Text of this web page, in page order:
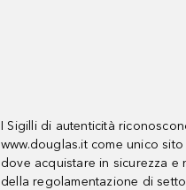
I Sigilli di autenticità
www.douglas.it come unico
dove acquistare in sicurezza e
della regolamentazione di